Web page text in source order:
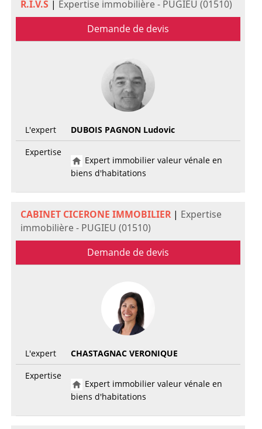
R.I.V.S | Expertise immobilière - PUGIEU (01510)
Demande de devis
L'expert
DUBOIS PAGNON Ludovic
Expertise
Expert immobilier valeur vénale en
biens d'habitations
CABINET CICERONE IMMOBILIER| Expertise
immobilière - PUGIEU (01510)
Demande de devis
L'expert
CHASTAGNAC VERONIQUE
Expertise
Expert immobilier valeur vénale en
biens d'habitations